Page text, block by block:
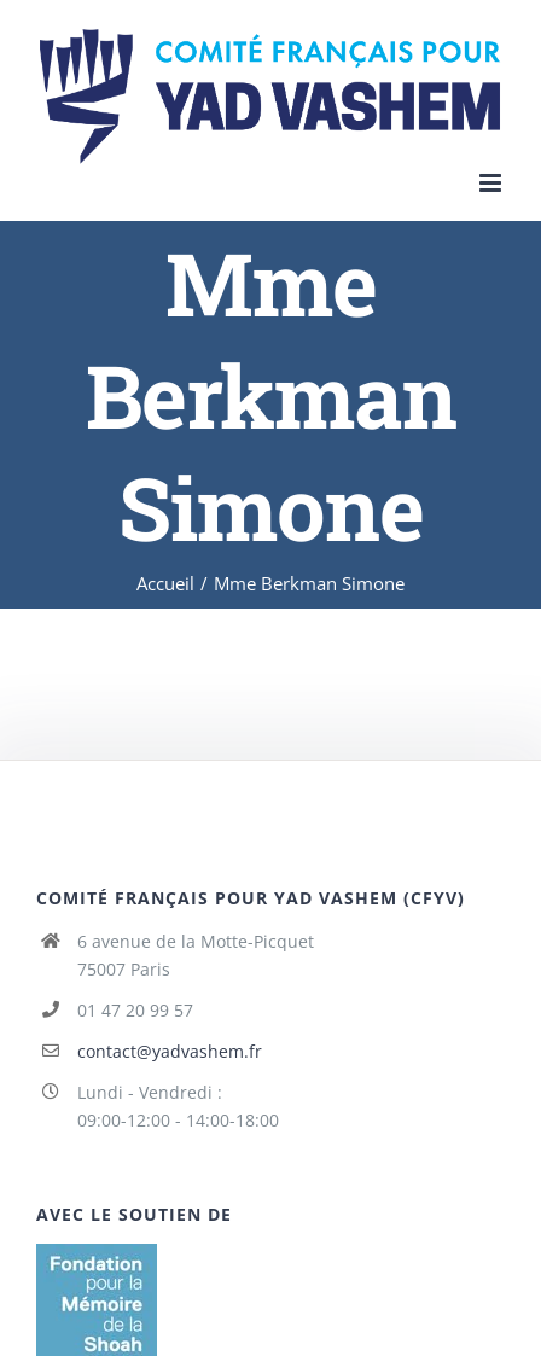
content
Mme
Berkman
Simone
Accueil / Mme Berkman Simone
COMITÉ FRANÇAIS POUR YAD VASHEM (CFYV)
6 avenue de la Motte-Picquet
75007 Paris
01 47 20 99 57
contact@yadvashem.fr
Lundi - Vendredi :
09:00-12:00 - 14:00-18:00
AVEC LE SOUTIEN DE